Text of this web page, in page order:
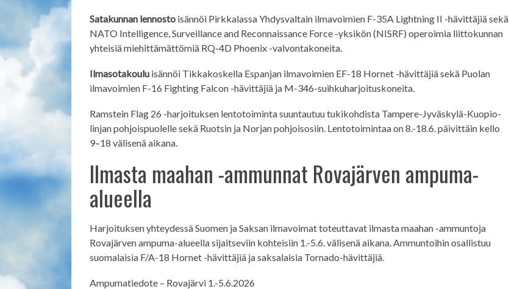
Satakunnan lennosto isännöi Pirkkalassa Yhdysvaltain ilmavoimien F-35A Lightning II -hävittäjiä sekä
NATO Intelligence, Surveillance and Reconnaissance Force -yksikön (NISRF) operoimia liittokunnan
yhteisiä miehittämättömiä RQ-4D Phoenix -valvontakoneita.
Ilmasotakoulu isännöi Tikkakoskella Espanjan ilmavoimien EF-18 Hornet -hävittäjiä sekä Puolan
ilmavoimien F-16 Fighting Falcon -hävittäjiä ja M-346-suihkuharjoituskoneita.
Ramstein Flag 26 -harjoituksen lentotoiminta suuntautuu tukikohdista Tampere-Jyväskylä-Kuopio-
linjan pohjoispuolelle sekä Ruotsin ja Norjan pohjoisosiin. Lentotoimintaa on 8.-18.6. päivittäin kello
9–18 välisenä aikana.
Ilmasta maahan -ammunnat Rovajärven ampuma-
alueella
Harjoituksen yhteydessä Suomen ja Saksan ilmavoimat toteuttavat ilmasta maahan -ammuntoja
Rovajärven ampuma-alueella sijaitseviin kohteisiin 1.-5.6. välisenä aikana. Ammuntoihin osallistuu
suomalaisia F/A-18 Hornet -hävittäjiä ja saksalaisia Tornado-hävittäjiä.
Ampumatiedote – Rovajärvi 1.-5.6.2026